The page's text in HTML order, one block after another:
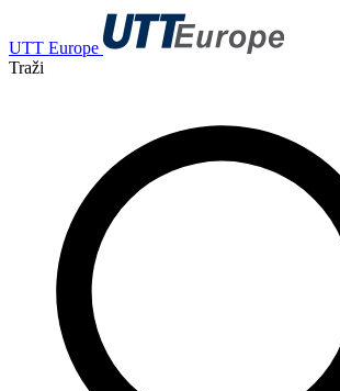
UTT Europe
Traži